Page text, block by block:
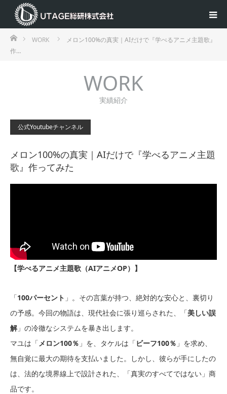
ホームWORK
メロン100%の真実｜AIだけで『学べるアニメ主題歌』
作…
WORK
実績紹介
公式Youtubeチャンネル
メロン100%の真実｜AIだけで『学べるアニメ主題
歌』作ってみた
【学べるアニメ主題歌（AIアニメOP）】
「100パーセント 」。その言葉が持つ、絶対的な安心と、裏切り
の予感。今回の物語は、現代社会に張り巡らされた、「美しい誤
解」の冷徹なシステムを暴き出します。
マユは「 メロン100％ 」を、タケルは「ビーフ100％ 」を求め、
無自覚に最大の期待を支払いました。しかし、彼らが手にしたの
は、法的な境界線上で設計された、「真実のすべてではない」商
品です。